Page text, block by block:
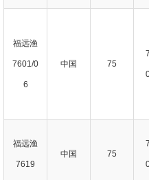
福远渔
7601/0
6
中国 75
福远渔
7619
中国 75